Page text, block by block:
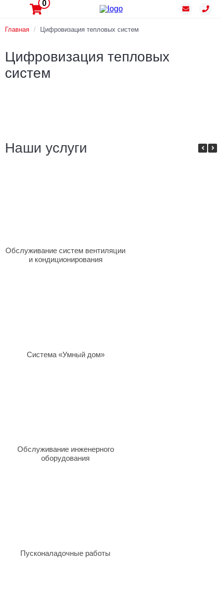
0
Главная / Цифровизация тепловых систем
Цифровизация тепловых
систем
Наши услуги
Обслуживание систем вентиляции
и кондиционирования
Система «Умный дом»
Обслуживание инженерного
оборудования
Пусконаладочные работы